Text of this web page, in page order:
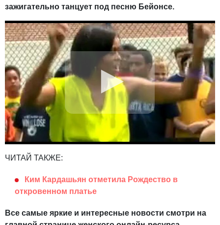
зажигательно танцует под песню Бейонсе.
ЧИТАЙ ТАКЖЕ:
Ким Кардашьян отметила Рождество в
откровенном платье
Все самые яркие и интересные новости смотри на